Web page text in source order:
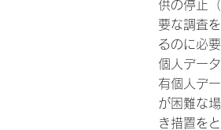
供の停止
要な調査
るのに必
個人デー
有個人デ
が困難な
き措置を